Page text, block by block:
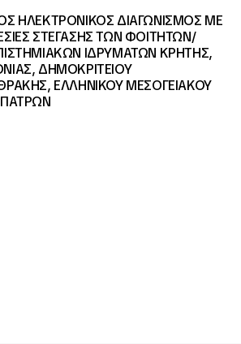
ΗΛΕΚΤΡΟΝΙΚΟΣ ΔΙΑΓΩΝΙΣΜΟΣ ΜΕ
ΣΤΕΓΑΣΗΣ ΤΩΝ ΦΟΙΤΗΤΩΝ/
ΙΔΡΥΜΑΤΩΝ KΡΗΤΗΣ,
ΔΗΜΟΚΡΙΤΕΙΟΥ
ΕΛΛΗΝΙΚΟΥ ΜΕΣΟΓΕΙΑΚΟΥ